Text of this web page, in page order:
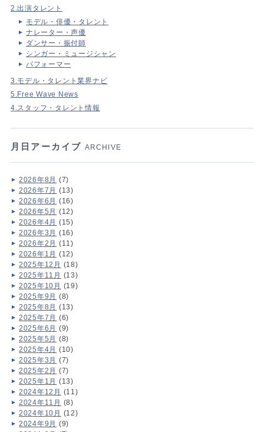
2.出演タレント
モデル・俳優・タレント
ナレーター・声優
ダンサー・振付師
シンガー・ミュージシャン
パフォーマー
3.モデル・タレント業界ナビ
5.Free Wave News
4.スタッフ・タレント情報
月日アーカイブ ARCHIVE
2026年8月 (7)
2026年7月 (13)
2026年6月 (16)
2026年5月 (12)
2026年4月 (15)
2026年3月 (16)
2026年2月 (11)
2026年1月 (12)
2025年12月 (18)
2025年11月 (13)
2025年10月 (19)
2025年9月 (8)
2025年8月 (13)
2025年7月 (6)
2025年6月 (9)
2025年5月 (8)
2025年4月 (10)
2025年3月 (7)
2025年2月 (7)
2025年1月 (13)
2024年12月 (11)
2024年11月 (8)
2024年10月 (12)
2024年9月 (9)